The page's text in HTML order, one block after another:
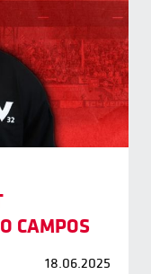
CAMPOS
18.06.2025